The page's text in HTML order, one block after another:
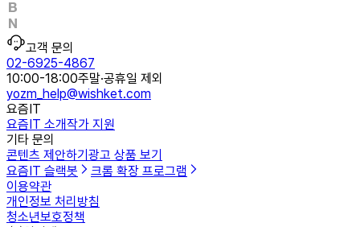
고객 문의
02-6925-4867
10:00-18:00주말·공휴일 제외
yozm_help@wishket.com
요즘IT
요즘IT 소개작가 지원
기타 문의
콘텐츠 제안하기 광고 상품 보기
요즘IT 슬랙봇
크롬 확장 프로그램
이용약관
개인정보 처리방침
청소년보호정책